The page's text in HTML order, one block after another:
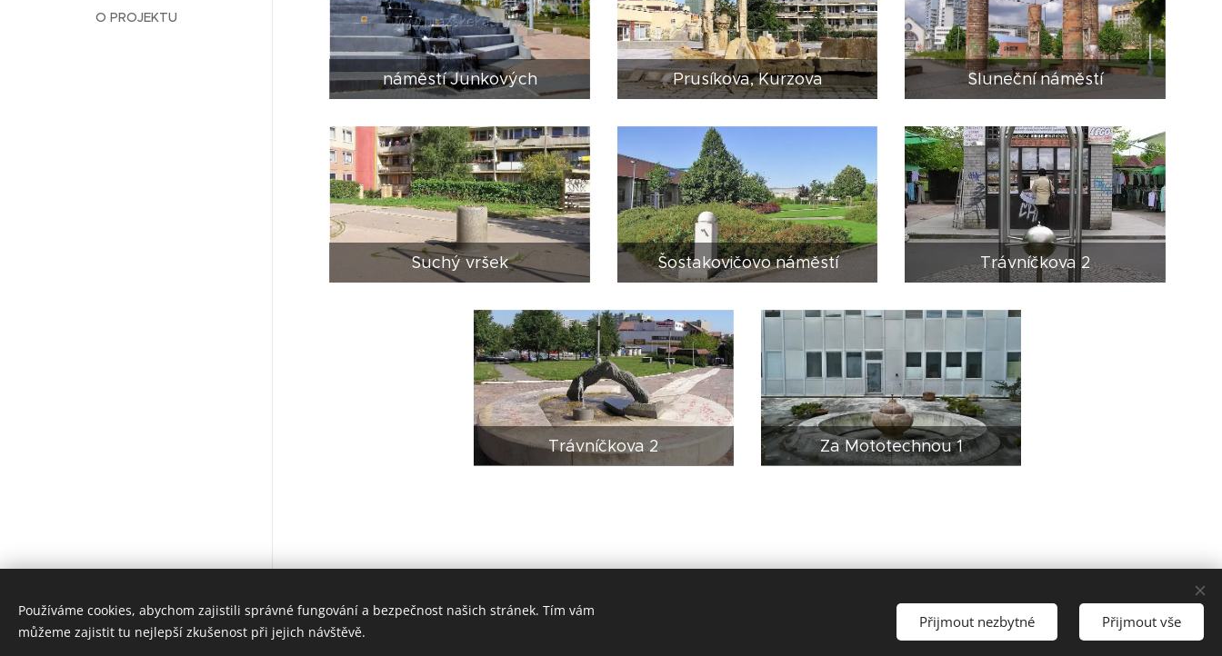
O PROJEKTU
náměstí Junkových Prusíkova, Kurzova Sluneční náměstí
Suchý vršek Šostakovičovo náměstí Trávníčkova 2
Trávníčkova 2 Za Mototechnou 1
© Pavel Dvořák, Tomáš Podařil
Používáme cookies, abychom zajistili správné fungování a bezpečnost našich stránek. Tím vám
můžeme zajistit tu nejlepší zkušenost při jejich návštěvě.
Přijmout nezbytné Přijmout vše